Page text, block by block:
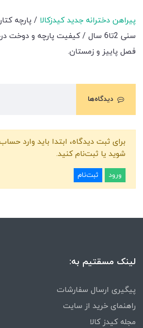
پیراهن دخترانه جدید کیدزکالا / پارچه
سنی 2تا6 سال / کیفیت پارچه و
فصل پاییز و زمستان.
دیدگاه‌ها
برای ثبت دیدگاه، ابتدا باید وارد
شوید یا ثبت‌نام کنید.
ورود ثبت‌نام
لینک مسقتیم به:
پیگیری ارسال سفارشات
راهنمای خرید از سایت
مجله کیدز کالا